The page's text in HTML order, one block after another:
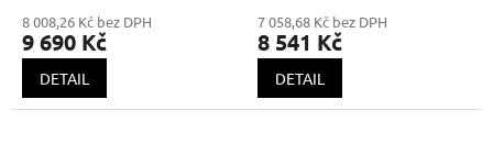
8 008,26 Kč bez DPH
9 690 Kč
DETAIL
7 058,68 Kč bez DPH
8 541 Kč
DETAIL